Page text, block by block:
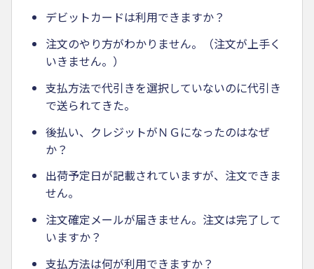
デビットカードは利用できますか？
注文のやり方がわかりません。（注文が上手く
いきません。）
支払方法で代引きを選択していないのに代引き
で送られてきた。
後払い、クレジットがＮＧになったのはなぜ
か？
出荷予定日が記載されていますが、注文できま
せん。
注文確定メールが届きません。注文は完了して
いますか？
支払方法は何が利用できますか？